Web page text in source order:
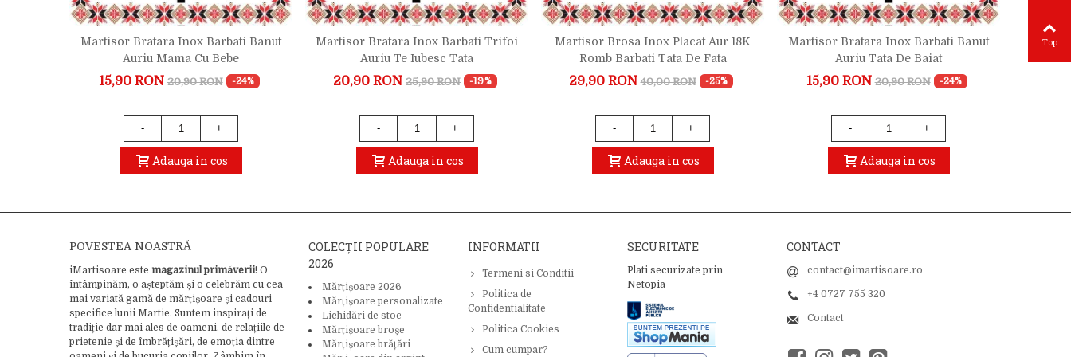
Martisor Bratara Inox Barbati Banut
Auriu Mama Cu Bebe
15,90 RON 20,90 RON -24%
- +
Adauga in cos
Martisor Bratara Inox Barbati Trifoi
Auriu Te Iubesc Tata
20,90 RON 25,90 RON -19%
- +
Adauga in cos
Martisor Brosa Inox Placat Aur 18K
Romb Barbati Tata De Fata
29,90 RON 40,00 RON -25%
- +
Adauga in cos
Martisor Bratara Inox Barbati Banut
Auriu Tata De Baiat
15,90 RON 20,90 RON -24%
- +
Adauga in cos
POVESTEA NOASTRĂ
iMartisoare este magazinul primăverii! O
întâmpinăm, o așteptăm și o celebrăm cu cea
mai variată gamă de mărțișoare și cadouri
specifice lunii Martie. Suntem inspirați de
tradiție dar mai ales de oameni, de relațiile de
prietenie și de îmbrățișări, de emoția dintre
COLECȚII POPULARE
2026
Mărțișoare 2026
Mărțișoare personalizate
Lichidări de stoc
Mărțișoare broșe
Mărțișoare brățări
INFORMATII
Termeni si Conditii
Politica de
Confidentialitate
Politica Cookies
Cum cumpar?
SECURITATE
Plati securizate prin
Netopia
CONTACT
contact@imartisoare.ro
+4 0727 755 320
Contact
Top